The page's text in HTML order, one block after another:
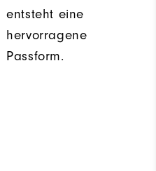
entsteht eine
hervorragene
Passform.